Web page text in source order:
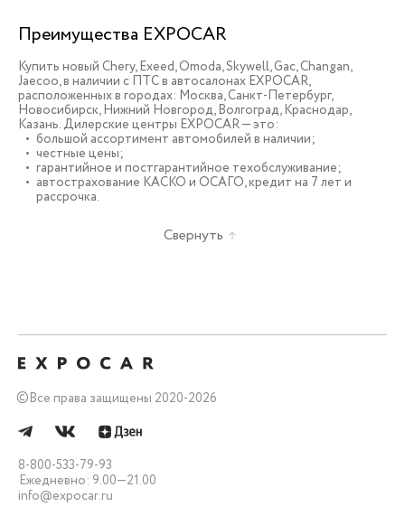
Преимущества EXPOCAR
Купить новый Chery, Exeed, Omoda, Skywell, Gac, Changan,
Jaecoo, в наличии c ПТС в автосалонах EXPOCAR,
расположенных в городах: Москва, Санкт-Петербург,
Новосибирск, Нижний Новгород, Волгоград, Краснодар,
Казань. Дилерские центры EXPOCAR — это:
большой ассортимент автомобилей в наличии;
честные цены;
гарантийное и постгарантийное техобслуживание;
автострахование КАСКО и ОСАГО, кредит на 7 лет и
рассрочка.
Свернуть
©Все права защищены 2020-2026
8-800-533-79-93
Ежедневно: 9.00—21.00
info@expocar.ru